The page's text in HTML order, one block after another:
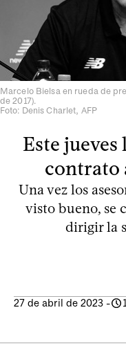
Marcelo Bielsa en rueda de
de 2017).
Foto: Denis Charlet, AFP
Este jueves
contrato
Una vez los
visto bueno, se
dirigir la
27 de abril de 2023 -